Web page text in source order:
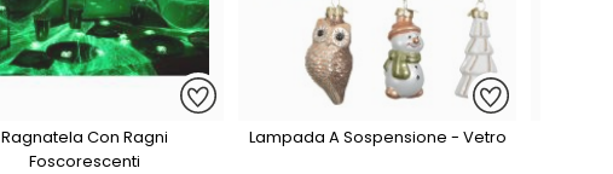
Ragnatela Con Ragni
Foscorescenti
Lampada A Sospensione - Vetro